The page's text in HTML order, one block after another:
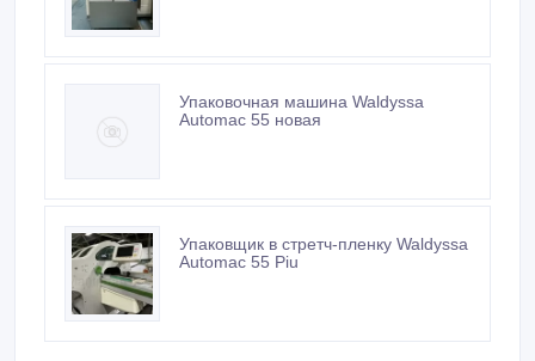
Упаковочная машина Waldyssa
Automac 55 новая
Упаковщик в стретч-пленку Waldyssa
Automac 55 Piu